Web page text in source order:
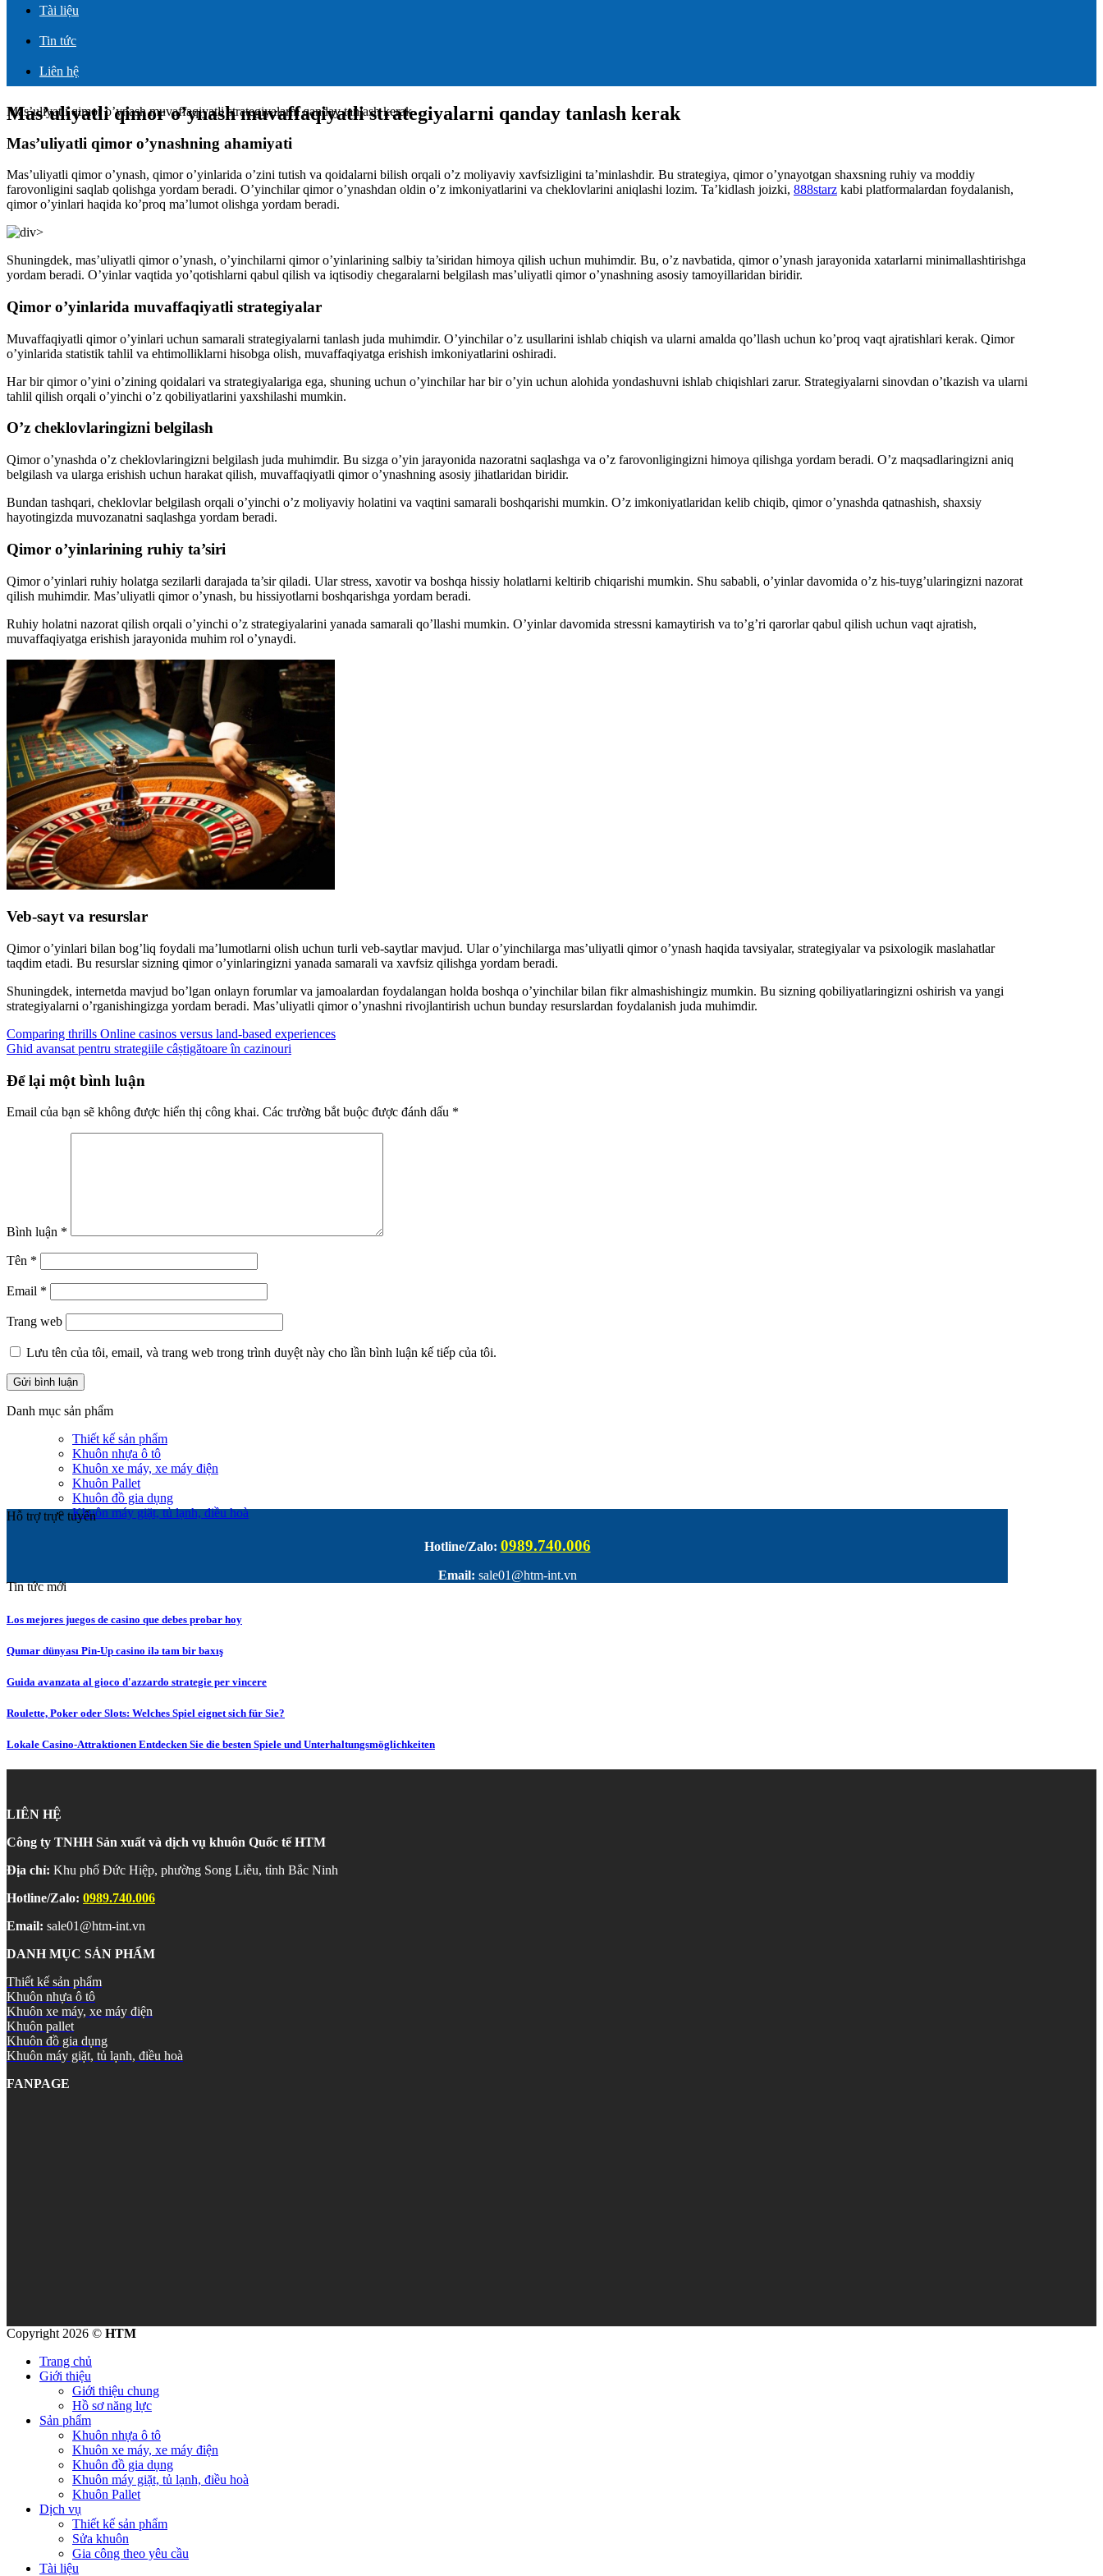
Tài liệu
Tin tức
Liên hệ
Mas’uliyatli qimor o’ynash muvaffaqiyatli strategiyalarni qanday tanlash kerak
Mas’uliyatli qimor o’ynash muvaffaqiyatli strategiyalarni qanday tanlash kerak
Mas’uliyatli qimor o’ynashning ahamiyati
Mas’uliyatli qimor o’ynash, qimor o’yinlarida o’zini tutish va qoidalarni bilish orqali o’z moliyaviy xavfsizligini ta’minlashdir. Bu strategiya, qimor o’ynayotgan shaxsning ruhiy va moddiy
farovonligini saqlab qolishga yordam beradi. O’yinchilar qimor o’ynashdan oldin o’z imkoniyatlarini va cheklovlarini aniqlashi lozim. Ta’kidlash joizki, 888starz kabi platformalardan foydalanish,
qimor o’yinlari haqida ko’proq ma’lumot olishga yordam beradi.
Shuningdek, mas’uliyatli qimor o’ynash, o’yinchilarni qimor o’yinlarining salbiy ta’siridan himoya qilish uchun muhimdir. Bu, o’z navbatida, qimor o’ynash jarayonida xatarlarni minimallashtirishga
yordam beradi. O’yinlar vaqtida yo’qotishlarni qabul qilish va iqtisodiy chegaralarni belgilash mas’uliyatli qimor o’ynashning asosiy tamoyillaridan biridir.
Qimor o’yinlarida muvaffaqiyatli strategiyalar
Muvaffaqiyatli qimor o’yinlari uchun samarali strategiyalarni tanlash juda muhimdir. O’yinchilar o’z usullarini ishlab chiqish va ularni amalda qo’llash uchun ko’proq vaqt ajratishlari kerak. Qimor
o’yinlarida statistik tahlil va ehtimolliklarni hisobga olish, muvaffaqiyatga erishish imkoniyatlarini oshiradi.
Har bir qimor o’yini o’zining qoidalari va strategiyalariga ega, shuning uchun o’yinchilar har bir o’yin uchun alohida yondashuvni ishlab chiqishlari zarur. Strategiyalarni sinovdan o’tkazish va ularni
tahlil qilish orqali o’yinchi o’z qobiliyatlarini yaxshilashi mumkin.
O’z cheklovlaringizni belgilash
Qimor o’ynashda o’z cheklovlaringizni belgilash juda muhimdir. Bu sizga o’yin jarayonida nazoratni saqlashga va o’z farovonligingizni himoya qilishga yordam beradi. O’z maqsadlaringizni aniq
belgilash va ularga erishish uchun harakat qilish, muvaffaqiyatli qimor o’ynashning asosiy jihatlaridan biridir.
Bundan tashqari, cheklovlar belgilash orqali o’yinchi o’z moliyaviy holatini va vaqtini samarali boshqarishi mumkin. O’z imkoniyatlaridan kelib chiqib, qimor o’ynashda qatnashish, shaxsiy
hayotingizda muvozanatni saqlashga yordam beradi.
Qimor o’yinlarining ruhiy ta’siri
Qimor o’yinlari ruhiy holatga sezilarli darajada ta’sir qiladi. Ular stress, xavotir va boshqa hissiy holatlarni keltirib chiqarishi mumkin. Shu sababli, o’yinlar davomida o’z his-tuyg’ularingizni nazorat
qilish muhimdir. Mas’uliyatli qimor o’ynash, bu hissiyotlarni boshqarishga yordam beradi.
Ruhiy holatni nazorat qilish orqali o’yinchi o’z strategiyalarini yanada samarali qo’llashi mumkin. O’yinlar davomida stressni kamaytirish va to’g’ri qarorlar qabul qilish uchun vaqt ajratish,
muvaffaqiyatga erishish jarayonida muhim rol o’ynaydi.
Veb-sayt va resurslar
Qimor o’yinlari bilan bog’liq foydali ma’lumotlarni olish uchun turli veb-saytlar mavjud. Ular o’yinchilarga mas’uliyatli qimor o’ynash haqida tavsiyalar, strategiyalar va psixologik maslahatlar
taqdim etadi. Bu resurslar sizning qimor o’yinlaringizni yanada samarali va xavfsiz qilishga yordam beradi.
Shuningdek, internetda mavjud bo’lgan onlayn forumlar va jamoalardan foydalangan holda boshqa o’yinchilar bilan fikr almashishingiz mumkin. Bu sizning qobiliyatlaringizni oshirish va yangi
strategiyalarni o’rganishingizga yordam beradi. Mas’uliyatli qimor o’ynashni rivojlantirish uchun bunday resurslardan foydalanish juda muhimdir.
Comparing thrills Online casinos versus land-based experiences
Ghid avansat pentru strategiile câștigătoare în cazinouri
Để lại một bình luận
Email của bạn sẽ không được hiển thị công khai. Các trường bắt buộc được đánh dấu *
Bình luận *
Tên *
Email *
Trang web
Lưu tên của tôi, email, và trang web trong trình duyệt này cho lần bình luận kế tiếp của tôi.
Danh mục sản phẩm
Thiết kế sản phẩm
Khuôn nhựa ô tô
Khuôn xe máy, xe máy điện
Khuôn Pallet
Khuôn đồ gia dụng
Khuôn máy giặt, tủ lạnh, điều hoà
Hỗ trợ trực tuyến
Hotline/Zalo: 0989.740.006
Email: sale01@htm-int.vn
Tin tức mới
Los mejores juegos de casino que debes probar hoy
Qumar dünyası Pin-Up casino ilə tam bir baxış
Guida avanzata al gioco d'azzardo strategie per vincere
Roulette, Poker oder Slots: Welches Spiel eignet sich für Sie?
Lokale Casino-Attraktionen Entdecken Sie die besten Spiele und Unterhaltungsmöglichkeiten
LIÊN HỆ
Công ty TNHH Sản xuất và dịch vụ khuôn Quốc tế HTM
Địa chỉ: Khu phố Đức Hiệp, phường Song Liễu, tỉnh Bắc Ninh
Hotline/Zalo: 0989.740.006
Email: sale01@htm-int.vn
DANH MỤC SẢN PHẨM
Thiết kế sản phẩm
Khuôn nhựa ô tô
Khuôn xe máy, xe máy điện
Khuôn pallet
Khuôn đồ gia dụng
Khuôn máy giặt, tủ lạnh, điều hoà
FANPAGE
Copyright 2026 © HTM
Trang chủ
Giới thiệu
Giới thiệu chung
Hồ sơ năng lực
Sản phẩm
Khuôn nhựa ô tô
Khuôn xe máy, xe máy điện
Khuôn đồ gia dụng
Khuôn máy giặt, tủ lạnh, điều hoà
Khuôn Pallet
Dịch vụ
Thiết kế sản phẩm
Sửa khuôn
Gia công theo yêu cầu
Tài liệu